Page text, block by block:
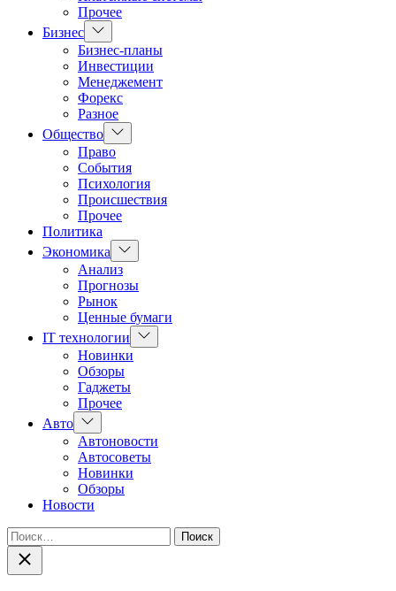
Прочее
Бизнес Показать
подменю
Бизнес-планы
Инвестиции
Менеджемент
Форекс
Разное
Общество Показать
подменю
Право
События
Психология
Происшествия
Прочее
Политика
Экономика
Показать
подменю
Анализ
Прогнозы
Рынок
Ценные бумаги
IT технологии
Показать
подменю
Новинки
Обзоры
Гаджеты
Прочее
Авто Показать
подменю
Автоновости
Автосоветы
Новинки
Обзоры
Новости
Найти:
Закрыть
поиск